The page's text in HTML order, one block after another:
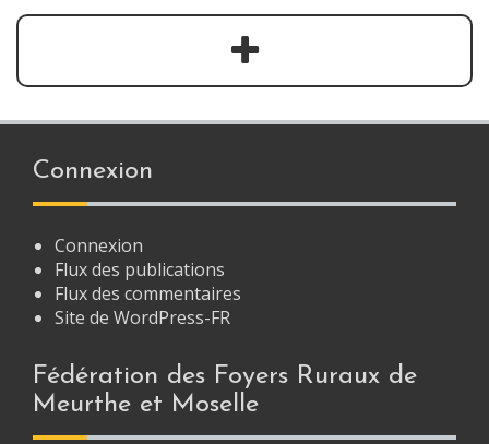
Connexion
Connexion
Flux des publications
Flux des commentaires
Site de WordPress-FR
Fédération des Foyers Ruraux de
Meurthe et Moselle